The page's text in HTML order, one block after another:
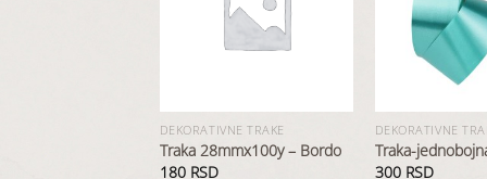
DEKORATIVNE TRAKE
Traka 28mmx100y – Bordo
180 RSD
DEKORATIVNE
Traka-
300 RSD